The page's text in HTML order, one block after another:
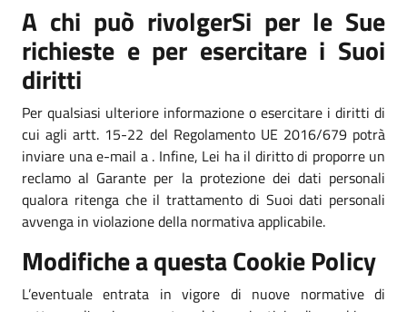
A chi può rivolgerSi per le Sue
richieste e per esercitare i Suoi
diritti
Per qualsiasi ulteriore informazione o esercitare i diritti di
cui agli artt. 15-22 del Regolamento UE 2016/679 potrà
inviare una e-mail a . Infine, Lei ha il diritto di proporre un
reclamo al Garante per la protezione dei dati personali
qualora ritenga che il trattamento di Suoi dati personali
avvenga in violazione della normativa applicabile.
Modifiche a questa Cookie Policy
L’eventuale entrata in vigore di nuove normative di